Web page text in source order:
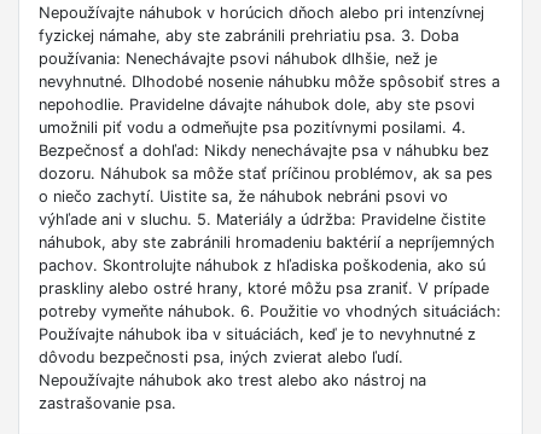
Nepoužívajte náhubok v horúcich dňoch alebo pri intenzívnej
fyzickej námahe, aby ste zabránili prehriatiu psa. 3. Doba
používania: Nenechávajte psovi náhubok dlhšie, než je
nevyhnutné. Dlhodobé nosenie náhubku môže spôsobiť stres a
nepohodlie. Pravidelne dávajte náhubok dole, aby ste psovi
umožnili piť vodu a odmeňujte psa pozitívnymi posilami. 4.
Bezpečnosť a dohľad: Nikdy nenechávajte psa v náhubku bez
dozoru. Náhubok sa môže stať príčinou problémov, ak sa pes
o niečo zachytí. Uistite sa, že náhubok nebráni psovi vo
výhľade ani v sluchu. 5. Materiály a údržba: Pravidelne čistite
náhubok, aby ste zabránili hromadeniu baktérií a nepríjemných
pachov. Skontrolujte náhubok z hľadiska poškodenia, ako sú
praskliny alebo ostré hrany, ktoré môžu psa zraniť. V prípade
potreby vymeňte náhubok. 6. Použitie vo vhodných situáciách:
Používajte náhubok iba v situáciách, keď je to nevyhnutné z
dôvodu bezpečnosti psa, iných zvierat alebo ľudí.
Nepoužívajte náhubok ako trest alebo ako nástroj na
zastrašovanie psa.